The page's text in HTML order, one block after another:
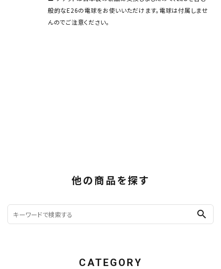
般的なE26の電球をお使いいただけます。電球は付属しませ
んのでご注意ください。
他の商品を探す
search
CATEGORY